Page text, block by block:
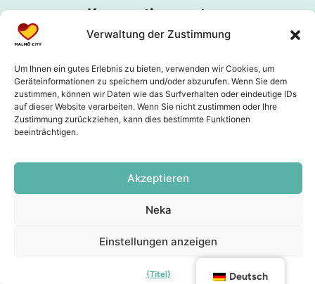
Verwaltung der Zustimmung
Um Ihnen ein gutes Erlebnis zu bieten, verwenden wir Cookies, um
Geräteinformationen zu speichern und/oder abzurufen. Wenn Sie dem
zustimmen, können wir Daten wie das Surfverhalten oder eindeutige IDs
auf dieser Website verarbeiten. Wenn Sie nicht zustimmen oder Ihre
Zustimmung zurückziehen, kann dies bestimmte Funktionen
beeinträchtigen.
Akzeptieren
Neka
Einstellungen anzeigen
{Titel}
Kooperationspartner
Deutsch